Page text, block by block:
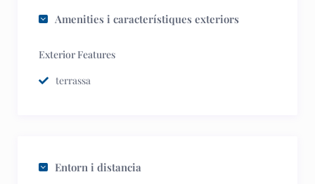
Amenities i característiques exteriors
Exterior Features
terrassa
Entorn i distancia